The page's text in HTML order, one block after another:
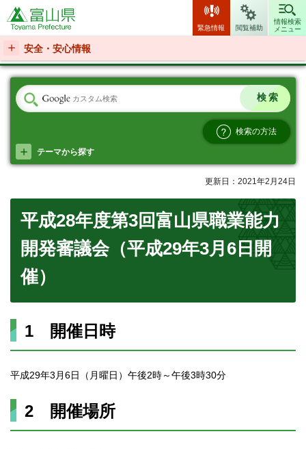
富山県
緊急情報 閲覧補助
情報検索
メニュー
安全・安心情報
検索の方法
テーマから探す
更新日：2021年2月24日
平成28年度第3回富山県職業能力
開発審議会（平成29年3月6日開
催）
1 開催日時
平成29年3月6日（月曜日）午後2時～午後3時30分
2 開催場所